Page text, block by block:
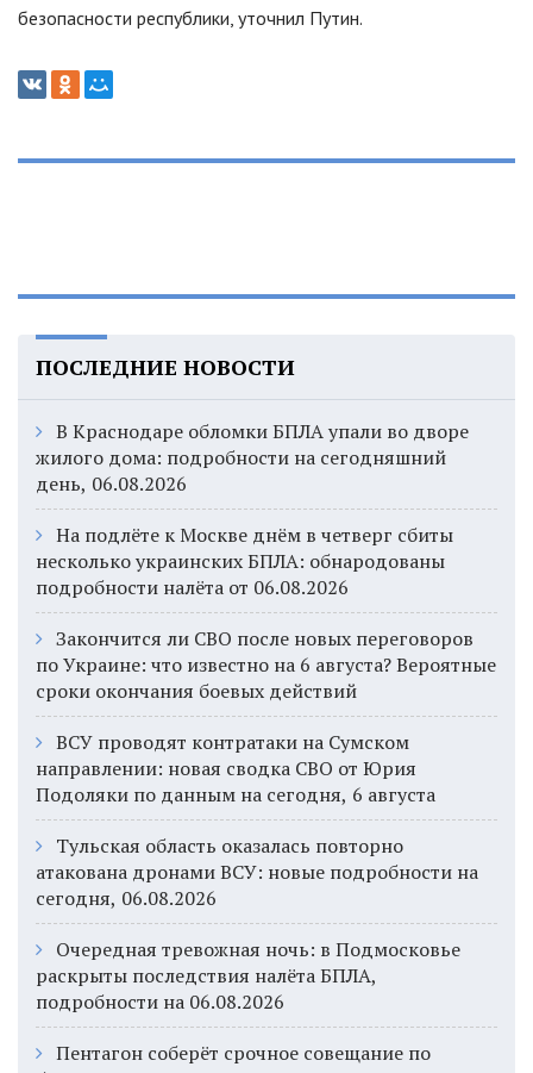
безопасности республики, уточнил Путин.
ПОСЛЕДНИЕ НОВОСТИ
В Краснодаре обломки БПЛА упали во дворе
жилого дома: подробности на сегодняшний
день, 06.08.2026
На подлёте к Москве днём в четверг сбиты
несколько украинских БПЛА: обнародованы
подробности налёта от 06.08.2026
Закончится ли СВО после новых переговоров
по Украине: что известно на 6 августа? Вероятные
сроки окончания боевых действий
ВСУ проводят контратаки на Сумском
направлении: новая сводка СВО от Юрия
Подоляки по данным на сегодня, 6 августа
Тульская область оказалась повторно
атакована дронами ВСУ: новые подробности на
сегодня, 06.08.2026
Очередная тревожная ночь: в Подмосковье
раскрыты последствия налёта БПЛА,
подробности на 06.08.2026
Пентагон соберёт срочное совещание по